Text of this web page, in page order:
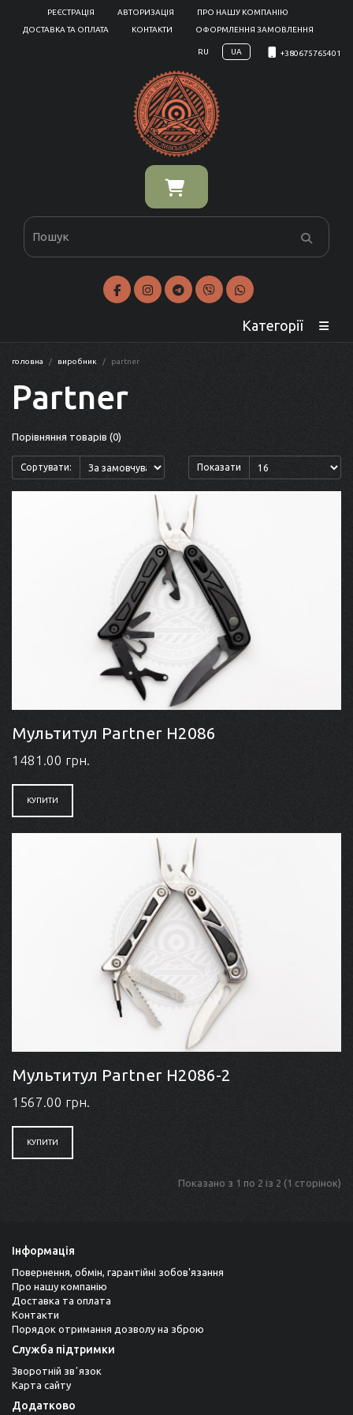
РЕЄСТРАЦІЯ АВТОРИЗАЦІЯ
ПРО НАШУ КОМПАНІЮ
ДОСТАВКА ТА ОПЛАТА
КОНТАКТИ ОФОРМЛЕННЯ ЗАМОВЛЕННЯ
RU UA +380675765401
Категорії
головна виробник partner
Partner
Порівняння товарів (0)
Сортувати: Показати
Мультитул Partner H2086
1481.00 грн.
КУПИТИ
Мультитул Partner H2086-2
1567.00 грн.
КУПИТИ
Показано з 1 по 2 із 2 (1 сторінок)
Інформація
Повернення, обмін, гарантійні зобов'язання
Про нашу компанію
Доставка та оплата
Контакти
Порядок отримання дозволу на зброю
Служба підтримки
Зворотній звʼязок
Карта сайту
Додатково